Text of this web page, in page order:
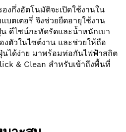
งกึ่งอัตโนมัติจะเปิดใช้งานใน
ตเตอรี่ จึงช่วยยืดอายุใช้งาน
ดีไซน์กะทัดรัดและน้ำหนักเบา
งตัวในไซต์งาน และช่วยให้ถือ
นได้ง่าย มาพร้อมท่อกันไฟฟ้าสถิต
& Clean สำหรับเข้าถึงพื้นที่